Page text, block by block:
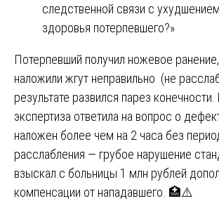
следственной связи с
здоровья потерпевшего?»
Потерпевший получил ножевое
наложили жгут неправильно (не
результате развился парез
экспертиза ответила на вопрос о
наложен более чем на 2 часа без
расслабления — грубое нарушение
взыскал с больницы 1 млн рублей
компенсации от нападавшего. 🏥⚠️